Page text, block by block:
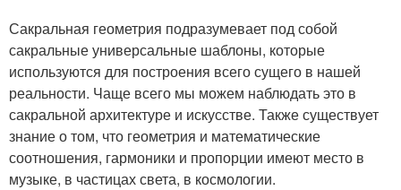
Сакральная геометрия подразумевает под собой
сакральные универсальные шаблоны, которые
используются для построения всего сущего в нашей
реальности. Чаще всего мы можем наблюдать это в
сакральной архитектуре и искусстве. Также существует
знание о том, что геометрия и математические
соотношения, гармоники и пропорции имеют место в
музыке, в частицах света, в космологии.